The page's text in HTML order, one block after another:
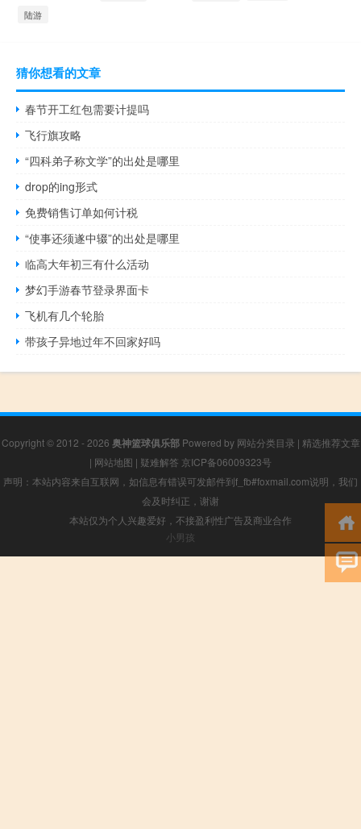
陆游
猜你想看的文章
春节开工红包需要计提吗
飞行旗攻略
“四科弟子称文学”的出处是哪里
drop的ing形式
免费销售订单如何计税
“使事还须遂中辍”的出处是哪里
临高大年初三有什么活动
梦幻手游春节登录界面卡
飞机有几个轮胎
带孩子异地过年不回家好吗
Copyright © 2012 - 2026 奥神篮球俱乐部Powered by 网站分类目录 | 精选推荐文章
| 网站地图 | 疑难解答 京ICP备06009323号
声明：本站内容来自互联网，如信息有错误可发邮件到f_fb#foxmail.com说明，我们
会及时纠正，谢谢
本站仅为个人兴趣爱好，不接盈利性广告及商业合作
小男孩